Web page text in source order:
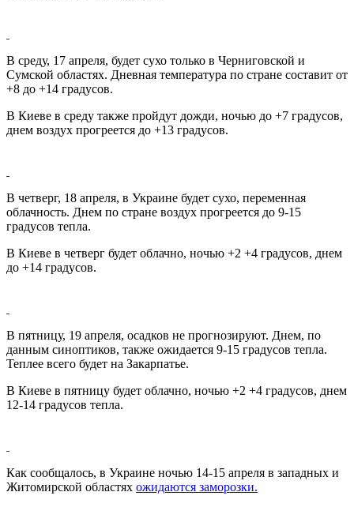
В среду, 17 апреля, будет сухо только в Черниговской и
Сумской областях. Дневная температура по стране составит от
+8 до +14 градусов.
В Киеве в среду также пройдут дожди, ночью до +7 градусов,
днем воздух прогреется до +13 градусов.
В четверг, 18 апреля, в Украине будет сухо, переменная
облачность. Днем по стране воздух прогреется до 9-15
градусов тепла.
В Киеве в четверг будет облачно, ночью +2 +4 градусов, днем
до +14 градусов.
В пятницу, 19 апреля, осадков не прогнозируют. Днем, по
данным синоптиков, также ожидается 9-15 градусов тепла.
Теплее всего будет на Закарпатье.
В Киеве в пятницу будет облачно, ночью +2 +4 градусов, днем
12-14 градусов тепла.
Как сообщалось, в Украине ночью 14-15 апреля в западных и
Житомирской областях ожидаются заморозки.